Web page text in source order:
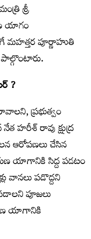
శ్రీ
యాగం
మహత్తర పూర్ణాహుతి
?
ప్రభుత్వం
హరీశ్ రావు క్షుద్ర
ఆరోపణలు చేసిన
యాగానికి సిద్ద పడటం
పడొద్దని
పూజలు
యాగానికి